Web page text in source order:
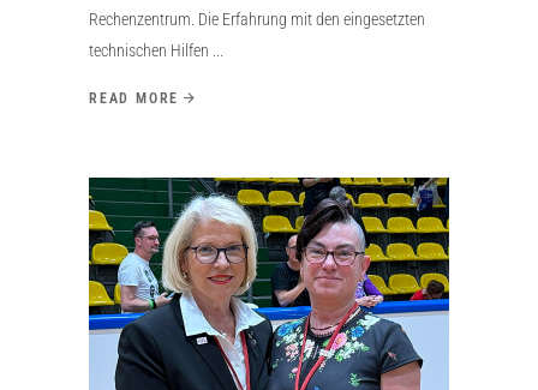
Rechenzentrum. Die Erfahrung mit den eingesetzten
technischen Hilfen
READ MORE